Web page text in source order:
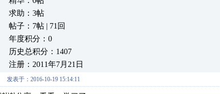
求助：3帖
帖子：7帖 | 71回
年度积分：0
历史总积分：1407
注册：2011年7月21日
发表于：2016-10-19 15:14:11